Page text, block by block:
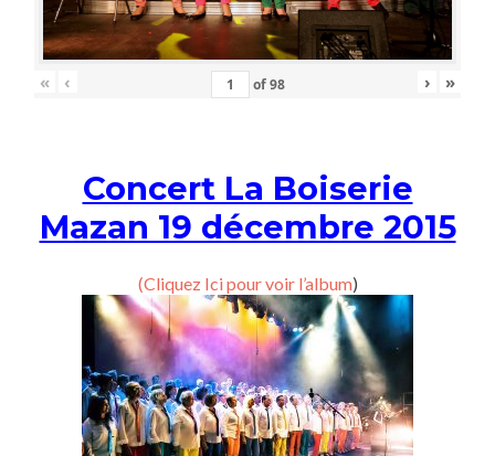
« ‹ of98 › »
Concert La Boiserie
Mazan 19 décembre 2015
(Cliquez Ici pour voir l’album)